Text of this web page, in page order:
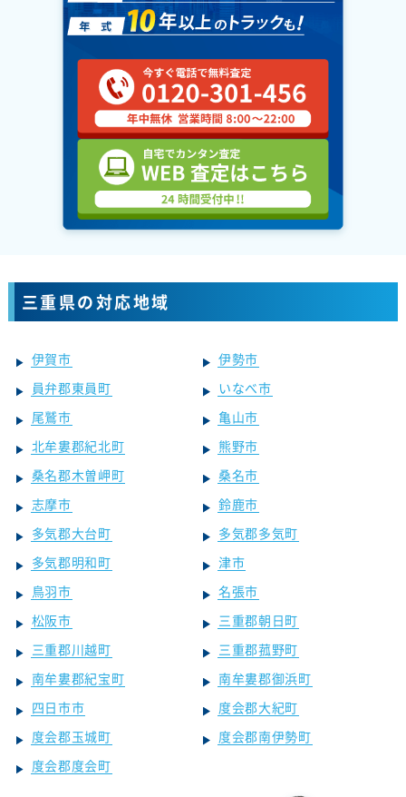
三重県の対応地域
伊賀市
伊勢市
員弁郡東員町
いなべ市
尾鷲市
亀山市
北牟婁郡紀北町
熊野市
桑名郡木曽岬町
桑名市
志摩市
鈴鹿市
多気郡大台町
多気郡多気町
多気郡明和町
津市
鳥羽市
名張市
松阪市
三重郡朝日町
三重郡川越町
三重郡菰野町
南牟婁郡紀宝町
南牟婁郡御浜町
四日市市
度会郡大紀町
度会郡玉城町
度会郡南伊勢町
度会郡度会町